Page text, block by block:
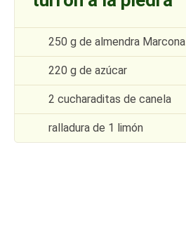
250 g de almendra Marcona
220 g de azúcar
2 cucharaditas de canela
ralladura de 1 limón